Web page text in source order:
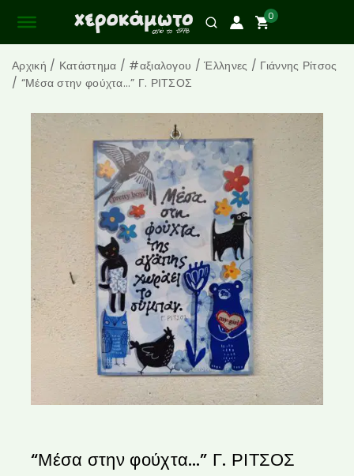
0
Αρχική / Κατάστημα / #αξιαλογου / Έλληνες / Γιάννης Ρίτσος
/ “Μέσα στην φούχτα…” Γ. ΡΙΤΣΟΣ
“Μέσα στην φούχτα…” Γ. ΡΙΤΣΟΣ